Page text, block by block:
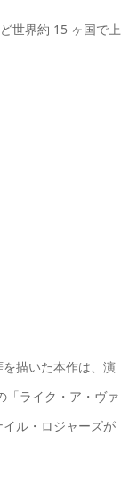
世界約 15 ヶ国で上
描いた本作は、演
「ライク・ア・ヴァ
ル・ロジャーズが